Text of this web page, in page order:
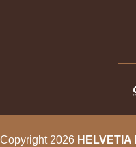
Copyright 2026